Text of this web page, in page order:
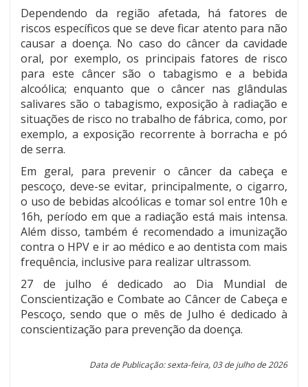
Dependendo da região afetada, há fatores de
riscos específicos que se deve ficar atento para não
causar a doença. No caso do câncer da cavidade
oral, por exemplo, os principais fatores de risco
para este câncer são o tabagismo e a bebida
alcoólica; enquanto que o câncer nas glândulas
salivares são o tabagismo, exposição à radiação e
situações de risco no trabalho de fábrica, como, por
exemplo, a exposição recorrente à borracha e pó
de serra.
Em geral, para prevenir o câncer da cabeça e
pescoço, deve-se evitar, principalmente, o cigarro,
o uso de bebidas alcoólicas e tomar sol entre 10h e
16h, período em que a radiação está mais intensa.
Além disso, também é recomendado a imunização
contra o HPV e ir ao médico e ao dentista com mais
frequência, inclusive para realizar ultrassom.
27 de julho é dedicado ao Dia Mundial de
Conscientização e Combate ao Câncer de Cabeça e
Pescoço, sendo que o mês de Julho é dedicado à
conscientização para prevenção da doença.
Data de Publicação: sexta-feira, 03 de julho de 2026